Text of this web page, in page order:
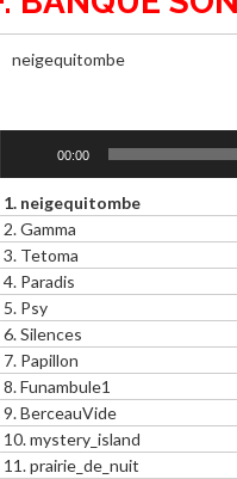
neigequitombe
00:00
1. neigequitombe
2.Gamma
3. Tetoma
4. Paradis
5. Psy
6.Silences
7. Papillon
8.Funambule1
9.BerceauVide
10.mystery_island
11.prairie_de_nuit